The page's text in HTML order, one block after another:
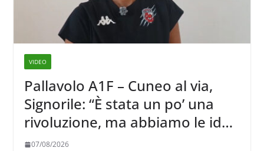
VIDEO
Pallavolo A1F – Cuneo al via,
Signorile: “È stata un po’ una
rivoluzione, ma abbiamo le idee
chiare siu cosa vogliamo fare”
07/08/2026